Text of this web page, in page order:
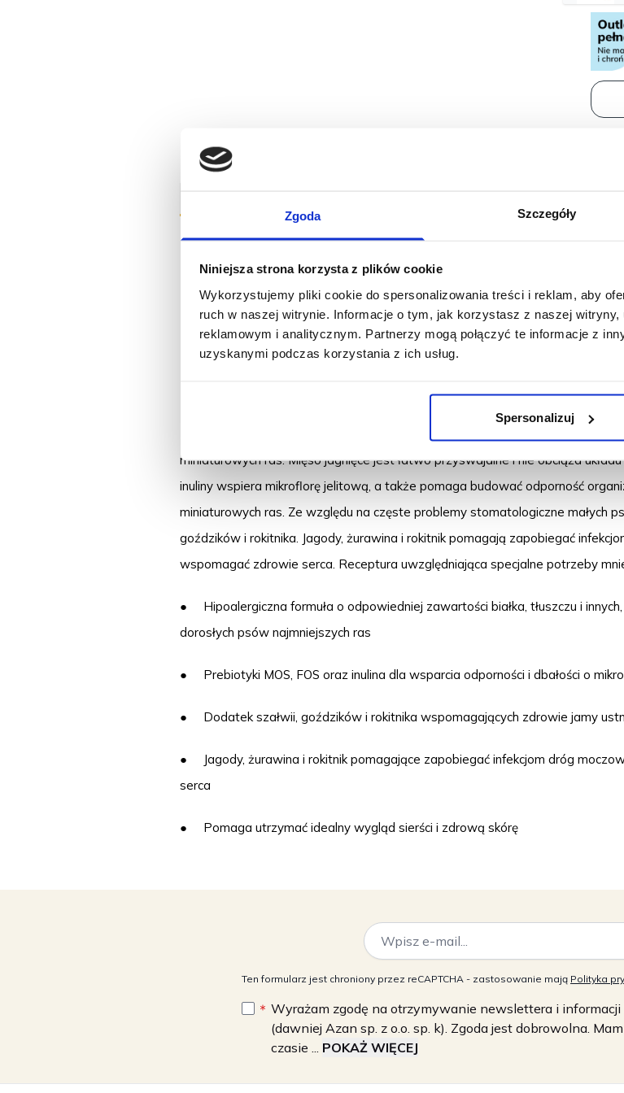
Zgoda Szczegóły
Niniejsza strona korzysta z plików cookie
Wykorzystujemy pliki cookie do spersonalizowania treści i reklam, aby
ruch w naszej witrynie. Informacje o tym, jak korzystasz z naszej witryny,
reklamowym i analitycznym. Partnerzy mogą połączyć te informacje z
uzyskanymi podczas korzystania z ich usług.
Spersonalizuj
●
Zestaw zawiera:
1x Brit Care Mini Grain Free Dog Adult Lamb 7kg
1x Brit Care Mini Grain Free Dog Adult Lamb2kg
Bezzbożowa, hipoalergiczna formuła z jagnięciną dla dorosłych psów
miniaturowych ras. Mięso jagnięce jest łatwo przyswajalne i nie obciąża
inuliny wspiera mikroflorę jelitową, a także pomaga budować odporność
miniaturowych ras. Ze względu na częste problemy stomatologiczne małych
goździków i rokitnika. Jagody, żurawina i rokitnik pomagają zapobiegać
wspomagać zdrowie serca. Receptura uwzględniająca specjalne potrzeby
● Hipoalergiczna formuła o odpowiedniej zawartości białka, tłuszczu i
dorosłych psów najmniejszych ras
● Prebiotyki MOS, FOS oraz inulina dla wsparcia odporności i dbałości o
● Dodatek szałwii, goździków i rokitnika wspomagających zdrowie jamy
● Jagody, żurawina i rokitnik pomagające zapobiegać infekcjom dróg
serca
● Pomaga utrzymać idealny wygląd sierści i zdrową skórę
Adres e-mail
Ten formularz jest chroniony przez reCAPTCHA - zastosowanie mają Polityka
Wyrażam zgodę na otrzymywanie newslettera i informacji
(dawniej Azan sp. z o.o. sp. k). Zgoda jest dobrowolna.
czasie ...
POKAŻ WIĘCEJ